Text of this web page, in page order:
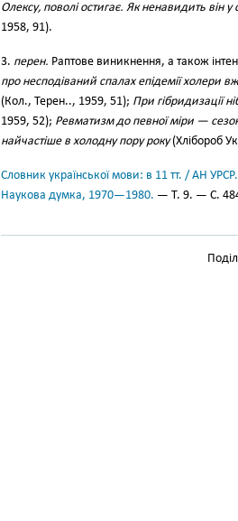
Олексу, поволі остигає. Як ненавидить він
1958, 91).
3. перен. Раптове виникнення, а також
про несподіваний спалах епідемії холери
(Кол., Терен.., 1959, 51); При гібридизації
1959, 52); Ревматизм до певної міри —
найчастіше в холодну пору року(Хлібороб
Словник української мови: в 11 тт. / АН
Наукова думка, 1970—1980. — Т. 9. — С.